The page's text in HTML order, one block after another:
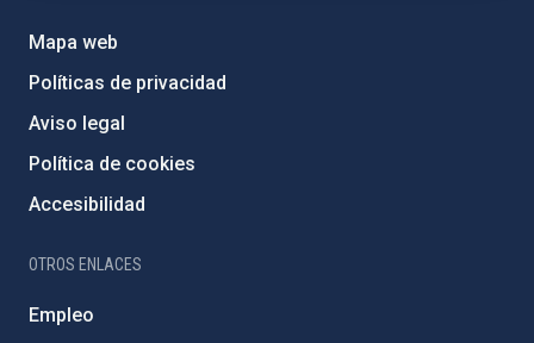
Mapa web
Políticas de privacidad
Aviso legal
Política de cookies
Accesibilidad
OTROS ENLACES
Empleo